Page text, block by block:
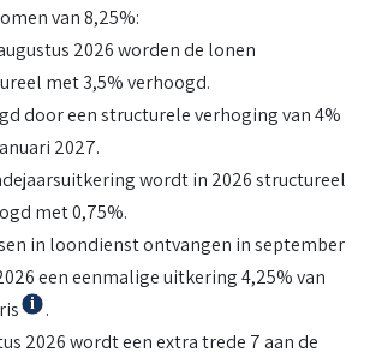
van 8,25%:
2026 worden de lonen
met 3,5% verhoogd.
door een structurele verhoging van 4%
2027.
wordt in 2026 structureel
met 0,75%.
in loondienst ontvangen in september
een eenmalige uitkering 4,25% van
Info
.
2026 wordt een extra trede 7 aan de